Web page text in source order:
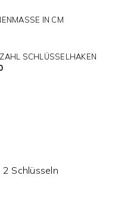
IN CM
SCHLÜSSELHAKEN
Schlüsseln